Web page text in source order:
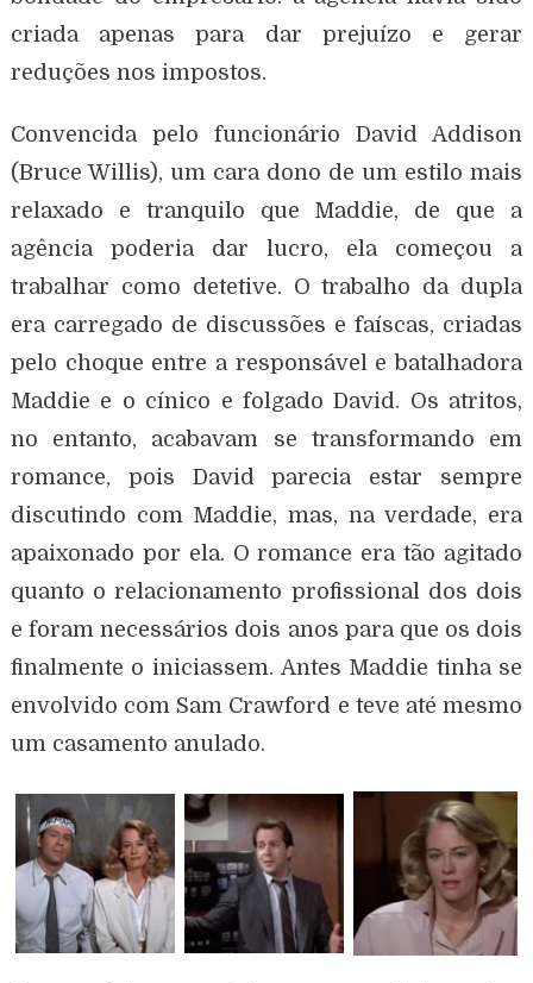
criada apenas para dar prejuízo e gerar
reduções nos impostos.
Convencida pelo funcionário David Addison
(Bruce Willis), um cara dono de um estilo mais
relaxado e tranquilo que Maddie, de que a
agência poderia dar lucro, ela começou a
trabalhar como detetive. O trabalho da dupla
era carregado de discussões e faíscas, criadas
pelo choque entre a responsável e batalhadora
Maddie e o cínico e folgado David. Os atritos,
no entanto, acabavam se transformando em
romance, pois David parecia estar sempre
discutindo com Maddie, mas, na verdade, era
apaixonado por ela. O romance era tão agitado
quanto o relacionamento profissional dos dois
e foram necessários dois anos para que os dois
finalmente o iniciassem. Antes Maddie tinha se
envolvido com Sam Crawford e teve até mesmo
um casamento anulado.